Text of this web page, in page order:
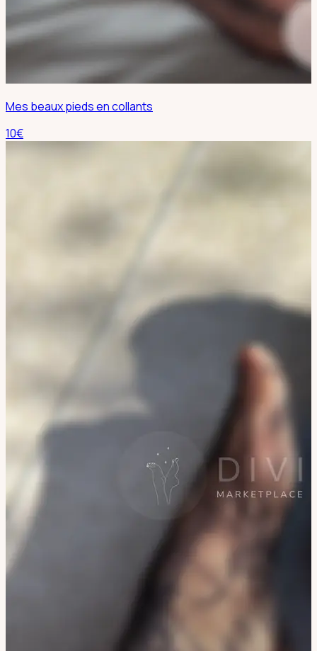
Mes beaux pieds en collants
10€